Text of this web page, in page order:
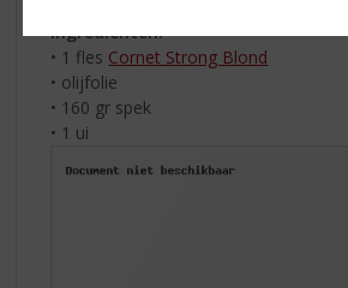
Ingrediënten:
• 1 fles Cornet Strong Blond
• olijfolie
• 160 gr spek
• 1 ui